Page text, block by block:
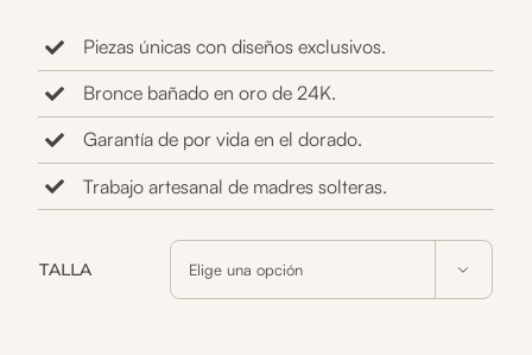
Piezas únicas con diseños exclusivos.
Bronce bañado en oro de 24K.
Garantía de por vida en el dorado.
Trabajo artesanal de madres solteras.
TALLA 